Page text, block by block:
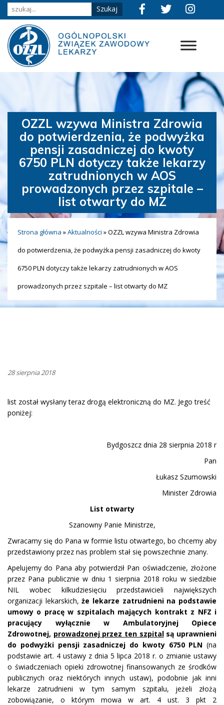
OZZL wzywa Ministra Zdrowia
do potwierdzenia, że podwyżka
pensji zasadniczej do kwoty
6750 PLN dotyczy także lekarzy
zatrudnionych w AOS
prowadzonych przez szpitale –
list otwarty do MZ
Strona główna »Aktualności »OZZL wzywa Ministra Zdrowia
do potwierdzenia, że podwyżka pensji zasadniczej do kwoty
6750 PLN dotyczy także lekarzy zatrudnionych w AOS
prowadzonych przez szpitale – list otwarty do MZ
28 sierpnia 2018
list został wysłany teraz drogą elektroniczną do MZ. Jego treść
poniżej:
Bydgoszcz dnia 28 sierpnia 2018 r
Pan
Łukasz Szumowski
Minister Zdrowia
List otwarty
Szanowny Panie Ministrze,
Zwracamy się do Pana w formie listu otwartego, bo chcemy aby
przedstawiony przez nas problem stał się powszechnie znany.
Apelujemy do Pana aby potwierdził Pan oświadczenie, złożone
przez Pana publicznie w dniu 1 sierpnia 2018 roku w siedzibie
NIL wobec kilkudziesięciu przedstawicieli największych
organizacji lekarskich,że lekarze zatrudnieni na podstawie
umowy o pracę w szpitalach mających kontrakt z NFZ i
pracujący wyłącznie w Ambulatoryjnej Opiece
Zdrowotnej, prowadzonej przez ten szpitalsą uprawnieni
do podwyżki pensji zasadniczej do kwoty 6750 PLN (na
podstawie art. 4 ustawy z dnia 5 lipca 2018 r. o zmianie ustawy
o świadczeniach opieki zdrowotnej finansowanych ze środków
publicznych oraz niektórych innych ustaw), podobnie jak inni
lekarze zatrudnieni w tym samym szpitalu, jeżeli złożą
zobowiązanie, o którym mowa w art. 4 ust. 3 pkt 2